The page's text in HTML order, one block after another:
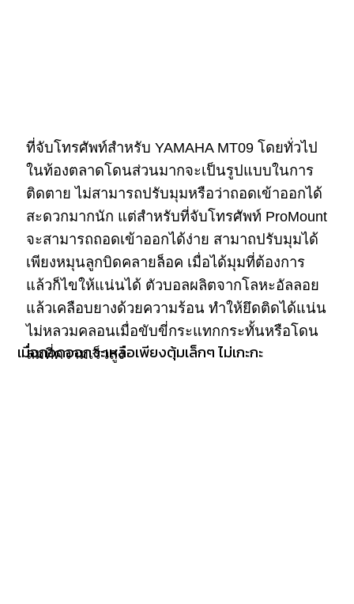
ที่จับโทรศัพท์สำหรับ YAMAHA MT09 โดยทั่วไป
ในท้องตลาดโดนส่วนมากจะเป็นรูปแบบในการ
ติดตาย ไม่สามารถปรับมุมหรือว่าถอดเข้าออกได้
สะดวกมากนัก แต่สำหรับที่จับโทรศัพท์ ProMount
จะสามารถถอดเข้าออกได้ง่าย สามาถปรับมุมได้
เพียงหมุนลูกบิดคลายล็อค เมื่อได้มุมที่ต้องการ
แล้วก็ไขให้แน่นได้ ตัวบอลผลิตจากโลหะอัลลอย
แล้วเคลือบยางด้วยความร้อน ทำให้ยึดติดได้แน่น
ไม่หลวมคลอนเมื่อขับขี่กระแทกกระทั้นหรือโดน
ลมที่ความเร็วสูง
เมื่อถอดออกจะเหลือเพียงตุ้มเล็กๆ ไม่เกะกะ